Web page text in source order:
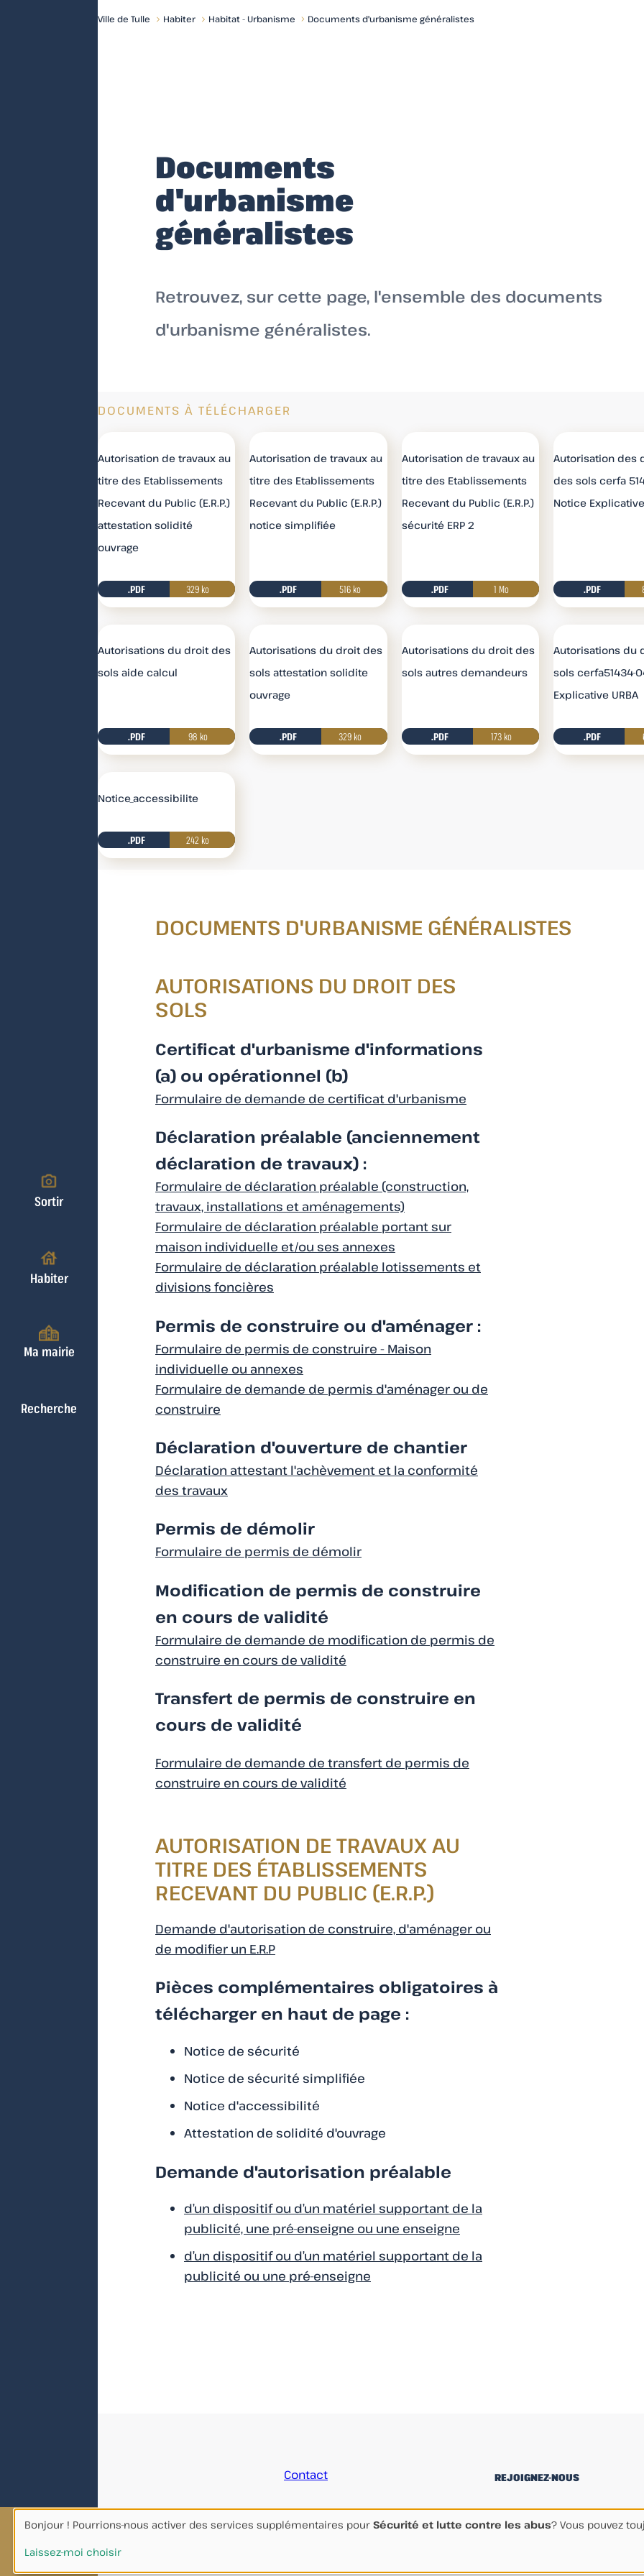
Sortir
Habiter
Ma mairie
Recherche
DÉMARCHES EN
Ville de Tulle Habiter Habitat - Urbanisme Documents d'urbanisme généralistes
Documents
d'urbanisme
généralistes
Retrouvez, sur cette page, l'ensemble des documents
d'urbanisme généralistes.
DOCUMENTS À TÉLÉCHARGER
Autorisation de travaux au
titre des Etablissements
Recevant du Public (E.R.P.)
attestation solidité
ouvrage
.PDF 329 ko Télécharger
Autorisation de travaux au
titre des Etablissements
Recevant du Public (E.R.P.)
notice simplifiée
.PDF 516 ko Télécharger
Autorisation de travaux au
titre des Etablissements
Recevant du Public (E.R.P.)
sécurité ERP 2
.PDF 1 Mo Télécharger
Autorisation des
des sols cerfa
Notice Explicative
.PDF
Autorisations du droit des
sols aide calcul
.PDF 98 ko Télécharger
Autorisations du droit des
sols attestation solidite
ouvrage
.PDF 329 ko Télécharger
Autorisations du droit des
sols autres demandeurs
.PDF 173 ko Télécharger
Autorisations du
sols cerfa51434-
Explicative URBA
.PDF
Notice_accessibilite
.PDF 242 ko
DOCUMENTS D'URBANISME GÉNÉRALISTES
AUTORISATIONS DU DROIT DES
SOLS
Certificat d'urbanisme d'informations
(a) ou opérationnel (b)
Formulaire de demande de certificat d'urbanisme
Déclaration préalable (anciennement
déclaration de travaux) :
Formulaire de déclaration préalable (construction,
travaux, installations et aménagements)
Formulaire de déclaration préalable portant sur
maison individuelle et/ou ses annexes
Formulaire de déclaration préalable lotissements et
divisions foncières
Permis de construire ou d'aménager :
Formulaire de permis de construire - Maison
individuelle ou annexes
Formulaire de demande de permis d'aménager ou de
construire
Déclaration d'ouverture de chantier
Déclaration attestant l'achèvement et la conformité
des travaux
Permis de démolir
Formulaire de permis de démolir
Modification de permis de construire
en cours de validité
Formulaire de demande de modification de permis de
construire en cours de validité
Transfert de permis de construire en
cours de validité
Formulaire de demande de transfert de permis de
construire en cours de validité
AUTORISATION DE TRAVAUX AU
TITRE DES ÉTABLISSEMENTS
RECEVANT DU PUBLIC (E.R.P.)
Demande d'autorisation de construire, d'aménager ou
de modifier un E.R.P
Pièces complémentaires obligatoires à
télécharger en haut de page :
Notice de sécurité
Notice de sécurité simplifiée
Notice d'accessibilité
Attestation de solidité d'ouvrage
Demande d'autorisation préalable
d’un dispositif ou d’un matériel supportant de la
publicité, une pré-enseigne ou une enseigne
d’un dispositif ou d’un matériel supportant de la
publicité ou une pré-enseigne
Contact
Mairie de Tulle, 10, rue Félix Vidalin - CS 30125 -
19012 TULLE Cedex
REJOIGNEZ-NOUS
linkedinFacebook
Instagram
Bonjour ! Pourrions-nous activer des services supplémentaires pour Sécurité et lutte contre les abus? Vous pouvez
Laissez-moi choisir